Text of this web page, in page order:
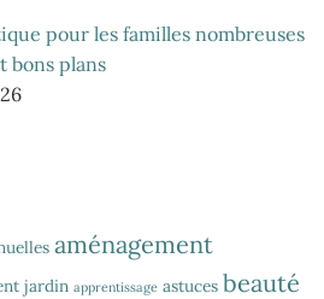
pour les familles nombreuses
bons plans
aménagement
jardin apprentissage astuces beauté